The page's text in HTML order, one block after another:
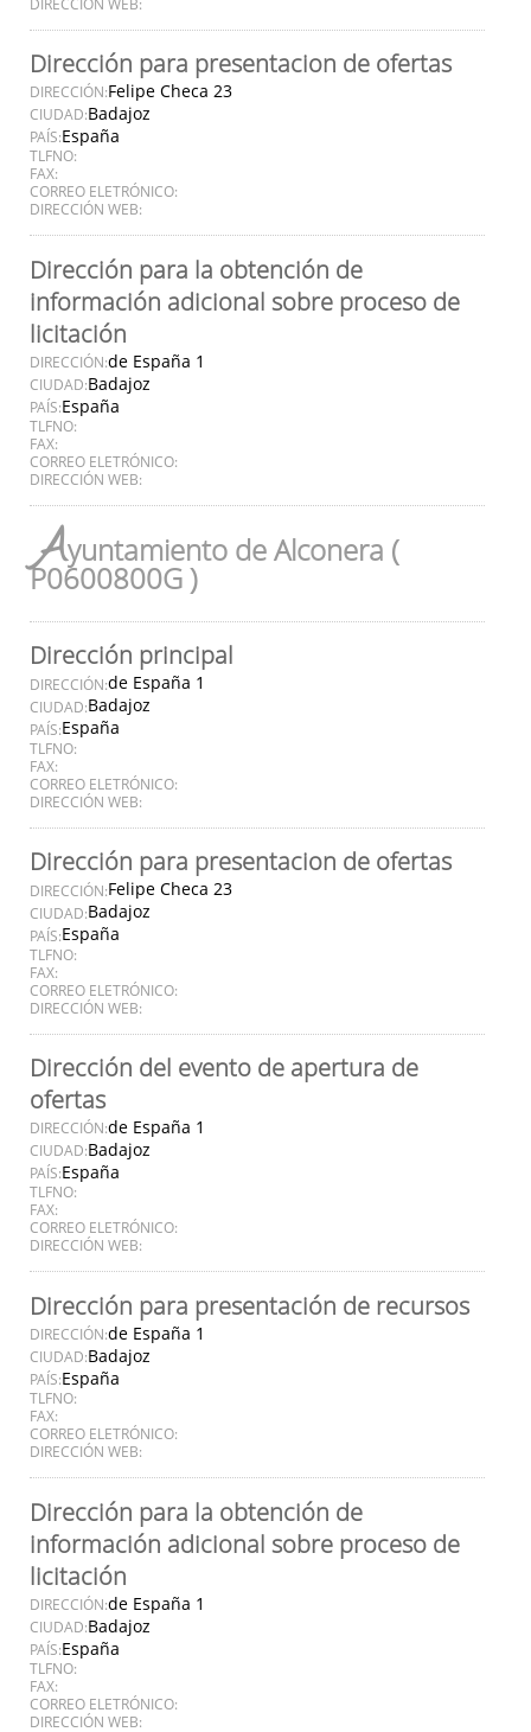
Dirección para presentacion de ofertas
DIRECCIÓN:Felipe Checa 23
CIUDAD:Badajoz
PAÍS:España
TLFNO:
FAX:
CORREO ELETRÓNICO:
DIRECCIÓN WEB:
Dirección para la obtención de
información adicional sobre proceso de
licitación
DIRECCIÓN:de España 1
CIUDAD:Badajoz
PAÍS:España
TLFNO:
FAX:
CORREO ELETRÓNICO:
DIRECCIÓN WEB:
Ayuntamiento de Alconera (
P0600800G )
Dirección principal
DIRECCIÓN:de España 1
CIUDAD:Badajoz
PAÍS:España
TLFNO:
FAX:
CORREO ELETRÓNICO:
DIRECCIÓN WEB:
Dirección para presentacion de ofertas
DIRECCIÓN:Felipe Checa 23
CIUDAD:Badajoz
PAÍS:España
TLFNO:
FAX:
CORREO ELETRÓNICO:
DIRECCIÓN WEB:
Dirección del evento de apertura de
ofertas
DIRECCIÓN:de España 1
CIUDAD:Badajoz
PAÍS:España
TLFNO:
FAX:
CORREO ELETRÓNICO:
DIRECCIÓN WEB:
Dirección para presentación de recursos
DIRECCIÓN:de España 1
CIUDAD:Badajoz
PAÍS:España
TLFNO:
FAX:
CORREO ELETRÓNICO:
DIRECCIÓN WEB:
Dirección para la obtención de
información adicional sobre proceso de
licitación
DIRECCIÓN:de España 1
CIUDAD:Badajoz
PAÍS:España
TLFNO:
FAX:
CORREO ELETRÓNICO:
DIRECCIÓN WEB: